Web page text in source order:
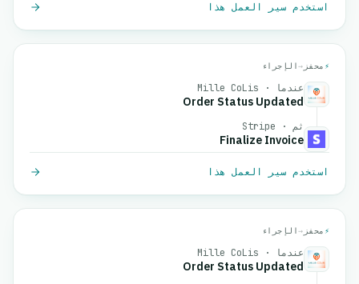
استخدم سير العمل هذا
⚡ محفز →الإجراء
عندما · Mille CoLis
Order Status Updated
ثم · Stripe
Finalize Invoice
استخدم سير العمل هذا
⚡ محفز →الإجراء
عندما · Mille CoLis
Order Status Updated